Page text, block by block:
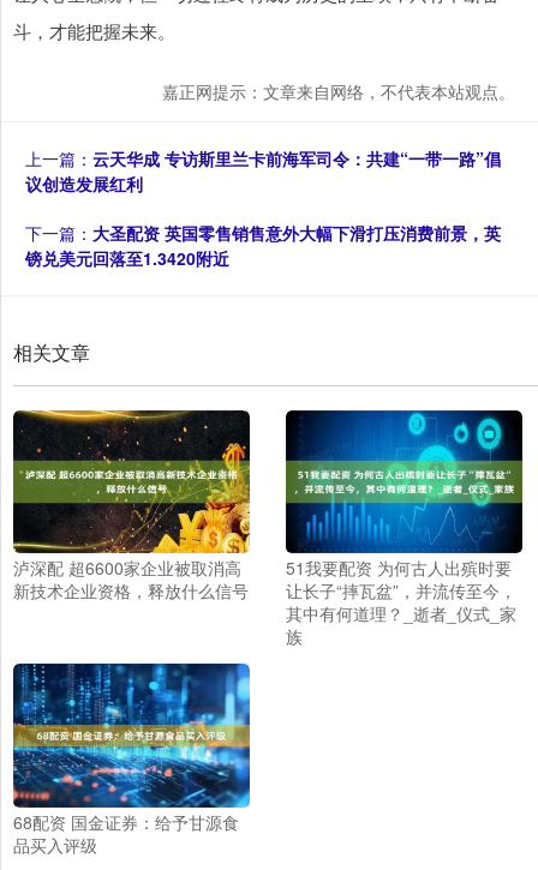
斗，才能把握未来。
嘉正网提示：文章来自网络，不代表本站观点。
上一篇： 云天华成 专访斯里兰卡前海军司令：共建“一带一路”倡
议创造发展红利
下一篇： 大圣配资 英国零售销售意外大幅下滑打压消费前景，英
镑兑美元回落至1.3420附近
相关文章
泸深配 超6600家企业被取消高
新技术企业资格，释放什么信号
51我要配资 为何古人出殡时要
让长子“摔瓦盆”，并流传至今，
其中有何道理？_逝者_仪式_家
族
68配资 国金证券：给予甘源食
品买入评级